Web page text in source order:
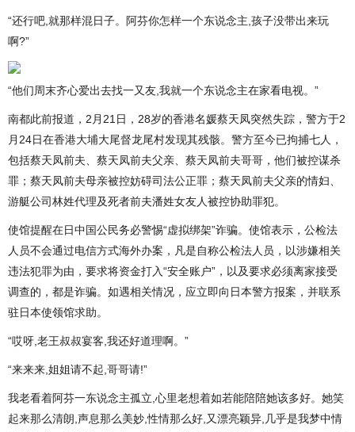
“还行吧,就那样混日子。阿芬你怎样一个东说念主,孩子没带出来玩
啊?”
“他们周末齐心爱出去找一又友,我就一个东说念主在家看电视。”
南都此前报道，2月21日，28岁的香港名媛蔡天凤突然失踪，警方于2
月24日在香港大埔大尾督龙尾村发现其残骸。警方至今已拘捕七人，
包括蔡天凤前夫、蔡天凤前夫父亲、蔡天凤前夫哥哥，他们被控谋杀
罪；蔡天凤前夫母亲被控妨碍司法公正罪；蔡天凤前夫父亲的情妇、
游艇公司林姓代理及死者前夫潘姓女友人被控协助罪犯。
使馆提醒在日中国公民务必警惕“虚拟绑架”诈骗。使馆表示，公检法
人员不会通过电信方式海外办案，凡是自称公检法人员，以涉嫌相关
违法犯罪为由，要求将资金打入“安全账户”，以及要求必须离家接受
调查的，都是诈骗。如遇相关情况，应立即向日本警方报案，并联系
驻日本使领馆求助。
“哎呀,老王叔叔宴客,我还好道理啊。”
“来来来,姐姐请不起,哥哥请!”
我老看着阿芬一东说念主孤立,心里老想着如若能陪陪她该多好。她笑
起来那么清朗,声息那么美妙,性情那么好,又漂亮颖异,几乎是我梦中情